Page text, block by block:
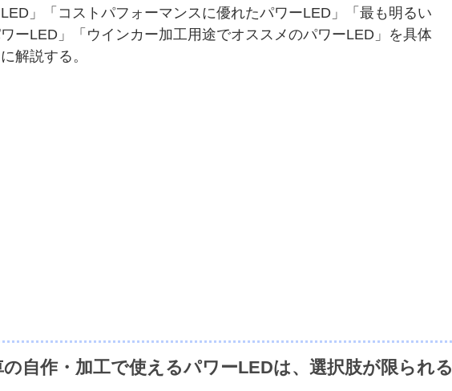
」「コストパフォーマンスに優れたパワーLED」「最も明るい
ーLED」「ウインカー加工用途でオススメのパワーLED」を具体
解説する。
の自作・加工で使えるパワーLEDは、選択肢が限られる